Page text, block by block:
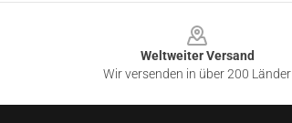
Weltweiter Versand
Wir versenden in über 200 Länder